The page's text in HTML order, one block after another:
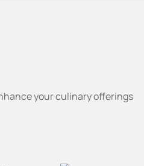
your culinary offerings